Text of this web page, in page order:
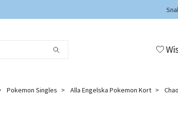
Pokemon Singles Alla Engelska Pokemon Kort